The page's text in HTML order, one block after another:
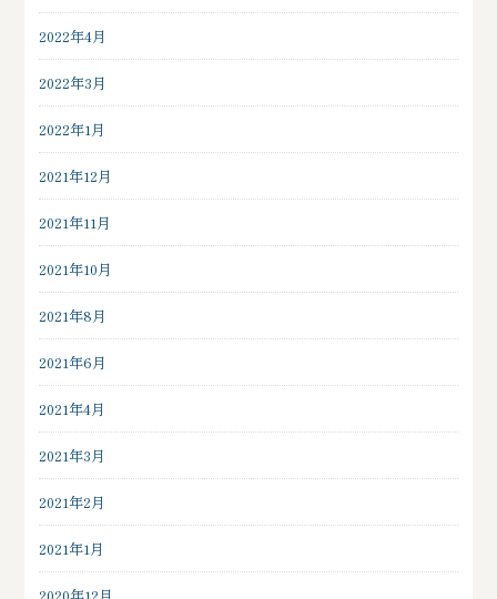
2022年4月
2022年3月
2022年1月
2021年12月
2021年11月
2021年10月
2021年8月
2021年6月
2021年4月
2021年3月
2021年2月
2021年1月
2020年12月